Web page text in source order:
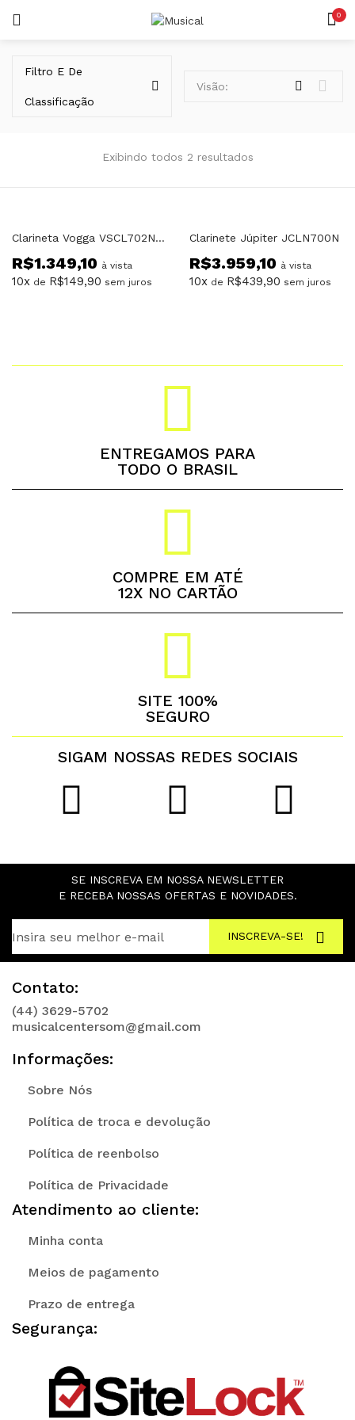
0
Senha perdida?
Exibindo todos 2 resultados
Filtro E De
Classificação
Visão:
Clarineta Vogga VSCL702N Acabamento Prateadas
R$1.349,10 à vista
10x de R$149,90 sem juros
Clarinete Júpiter JCLN700N
R$3.959,10 à vista
10x de R$439,90 sem juros
ENTREGAMOS PARA
TODO O BRASIL
COMPRE EM ATÉ
12X NO CARTÃO
SITE 100%
SEGURO
SIGAM NOSSAS REDES SOCIAIS
SE INSCREVA EM NOSSA NEWSLETTER
E RECEBA NOSSAS OFERTAS E NOVIDADES.
INSCREVA-SE!
Contato:
(44) 3629-5702
musicalcentersom@gmail.com
Informações:
Sobre Nós
Política de troca e devolução
Política de reenbolso
Política de Privacidade
Atendimento ao cliente:
Minha conta
Meios de pagamento
Prazo de entrega
Segurança: